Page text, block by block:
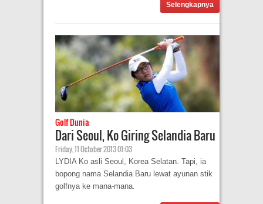
Selengkapnya
Golf Dunia
Dari Seoul, Ko Giring Selandia Baru
Friday, 11 October 2013 01:03
LYDIA Ko asli Seoul, Korea Selatan. Tapi, ia
bopong nama Selandia Baru lewat ayunan stik
golfnya ke mana-mana.